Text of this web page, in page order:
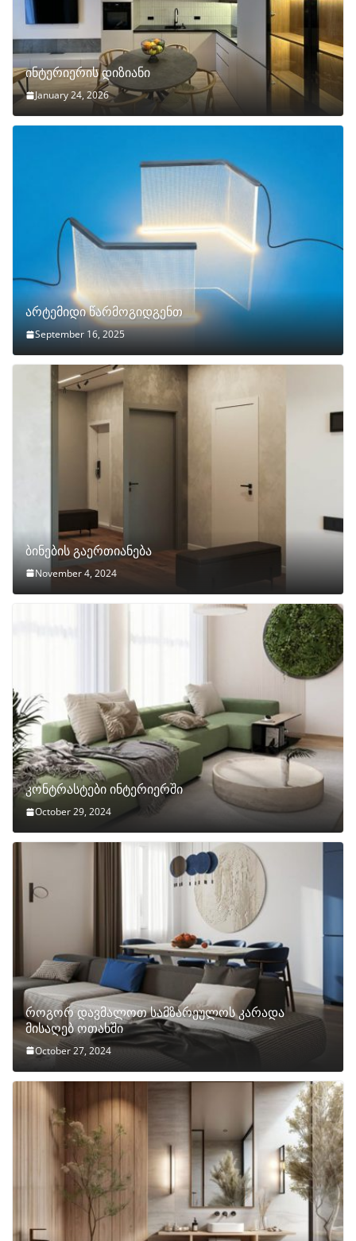
ინტერიერის დიზიანი
January 24, 2026
არტემიდი წარმოგიდგენთ
September 16, 2025
ბინების გაერთიანება
November 4, 2024
კონტრასტები ინტერიერში
October 29, 2024
როგორ დავმალოთ სამზარეულოს კარადა
მისაღებ ოთახში
October 27, 2024